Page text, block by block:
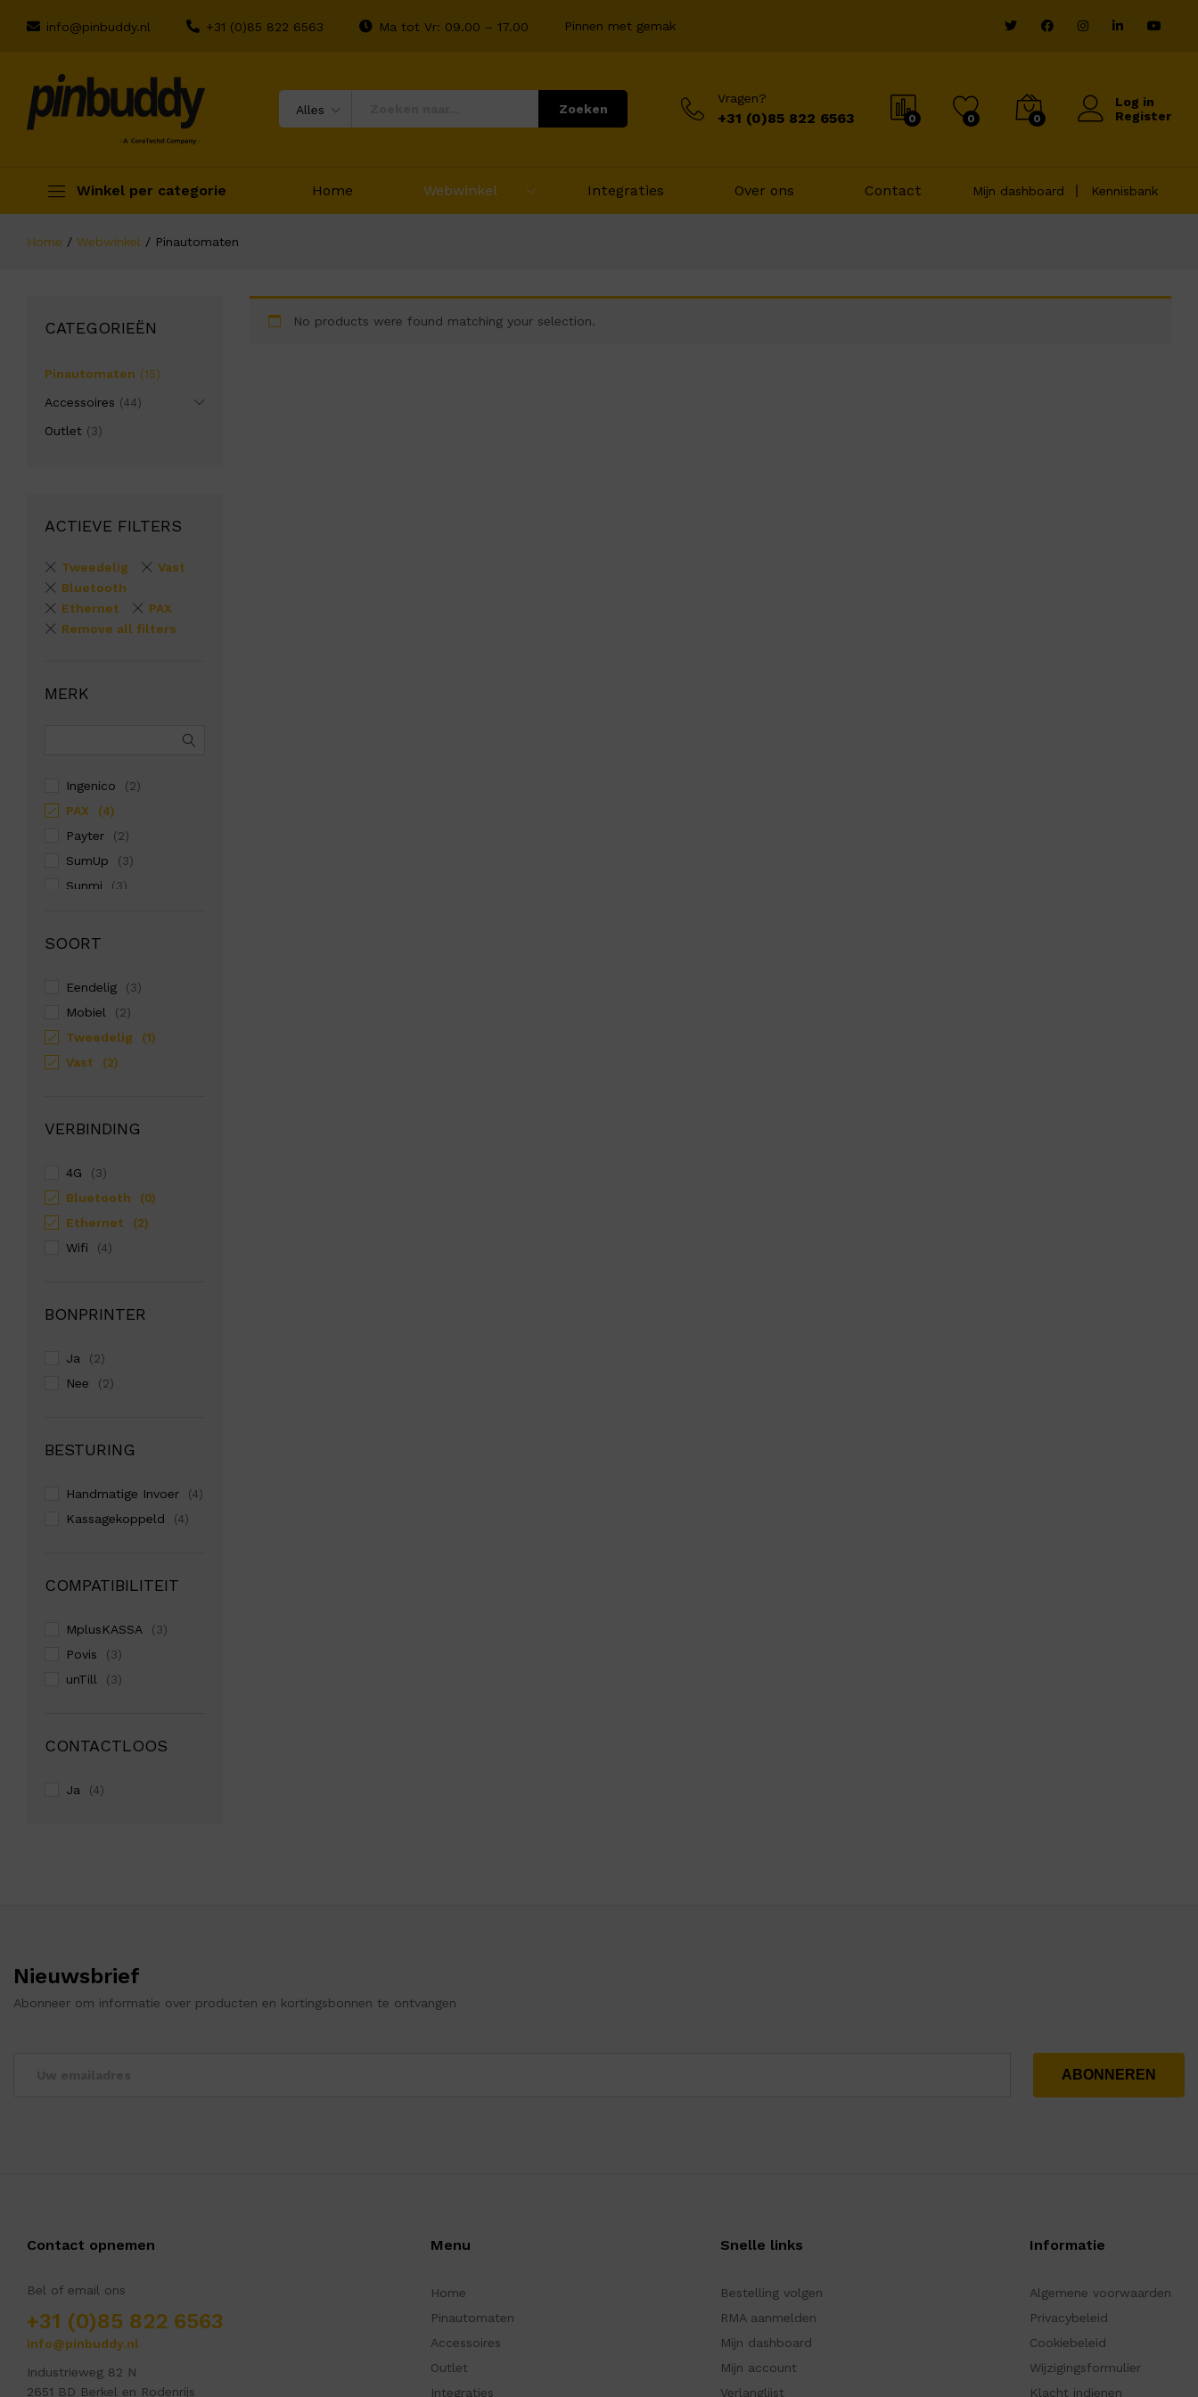
info@pinbuddy.nl +31 (0)85 822 6563 Ma tot Vr: 09.00 – 17.00 Pinnen met gemak
Alles Zoeken
Vragen?
+31 (0)85 822 6563 0 0 0
Log in
Register
Winkel per categorie Home Webwinkel Integraties Over ons Contact Mijn dashboard Kennisbank
Home / Webwinkel / Pinautomaten
No products were found matching your selection.
CATEGORIEËN
Pinautomaten (15)
Accessoires (44)
Outlet (3)
ACTIEVE FILTERS
Tweedelig
Vast
Bluetooth
Ethernet
PAX
Remove all filters
MERK
Ingenico (2)
PAX (4)
Payter (2)
SumUp (3)
Sunmi (3)
SOORT
Eendelig (3)
Mobiel (2)
Tweedelig (1)
Vast (2)
VERBINDING
4G (3)
Bluetooth (0)
Ethernet (2)
Wifi (4)
BONPRINTER
Ja (2)
Nee (2)
BESTURING
Handmatige Invoer (4)
Kassagekoppeld (4)
COMPATIBILITEIT
MplusKASSA (3)
Povis (3)
unTill (3)
CONTACTLOOS
Ja (4)
Nieuwsbrief
Abonneer om informatie over producten en kortingsbonnen te ontvangen
Contact opnemen
Bel of email ons
+31 (0)85 822 6563
info@pinbuddy.nl
Industrieweg 82 N
2651 BD Berkel en Rodenrijs
Menu
Home
Pinautomaten
Accessoires
Outlet
Integraties
Snelle links
Bestelling volgen
RMA aanmelden
Mijn dashboard
Mijn account
Verlanglijst
Informatie
Algemene voorwaarden
Privacybeleid
Cookiebeleid
Wijzigingsformulier
Klacht indienen